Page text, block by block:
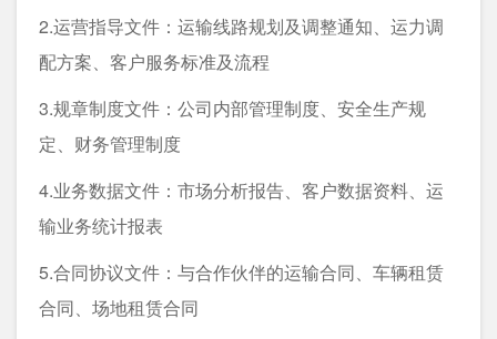
2.运营指导文件：运输线路规划及调整通知、运力调
配方案、客户服务标准及流程
3.规章制度文件：公司内部管理制度、安全生产规
定、财务管理制度
4.业务数据文件：市场分析报告、客户数据资料、运
输业务统计报表
5.合同协议文件：与合作伙伴的运输合同、车辆租赁
合同、场地租赁合同